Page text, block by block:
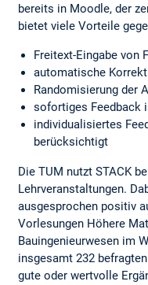
bereits in Moodle, der
bietet viele Vorteile
Freitext-Eingabe von
automatische
Randomisierung der
sofortiges Feedback
individualisiertes
berücksichtigt
Die TUM nutzt STACK
Lehrveranstaltungen.
ausgesprochen positiv
Vorlesungen Höhere
Bauingenieurwesen im
insgesamt 232
gute oder wertvolle